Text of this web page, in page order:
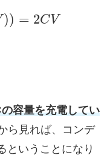
)) = 2CV
容量を充電してい
ら見れば、コンデ
ということになり